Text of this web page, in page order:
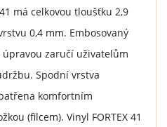
má celkovou tloušťku 2,9
0,4 mm. Embosovaný
úpravou zaručí uživatelům
Spodní vrstva
komfortním
(filcem). Vinyl FORTEX 41